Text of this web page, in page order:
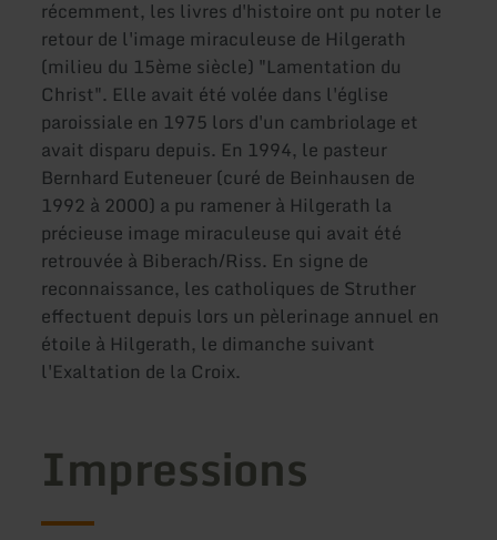
récemment, les livres d'histoire ont pu noter le
retour de l'image miraculeuse de Hilgerath
(milieu du 15ème siècle) "Lamentation du
Christ". Elle avait été volée dans l'église
paroissiale en 1975 lors d'un cambriolage et
avait disparu depuis. En 1994, le pasteur
Bernhard Euteneuer (curé de Beinhausen de
1992 à 2000) a pu ramener à Hilgerath la
précieuse image miraculeuse qui avait été
retrouvée à Biberach/Riss. En signe de
reconnaissance, les catholiques de Struther
effectuent depuis lors un pèlerinage annuel en
étoile à Hilgerath, le dimanche suivant
l'Exaltation de la Croix.
Impressions